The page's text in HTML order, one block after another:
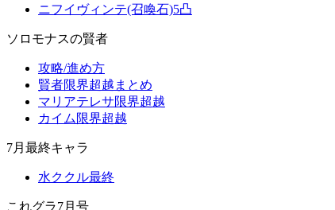
ニフイヴィンテ(召喚石)5凸
ソロモナスの賢者
攻略/進め方
賢者限界超越まとめ
マリアテレサ限界超越
カイム限界超越
7月最終キャラ
水ククル最終
これグラ7月号